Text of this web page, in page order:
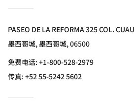
PASEO DE LA REFORMA 325 COL.
墨西哥城, 墨西哥城, 06500
免费电话:+1-800-528-2979
传真:+52 55-5242 5602